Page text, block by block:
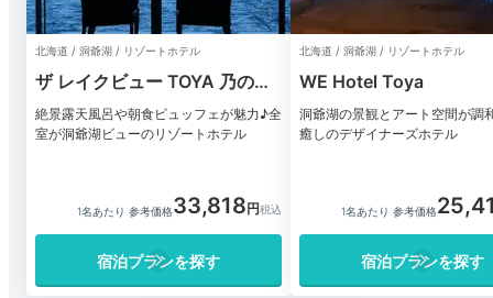
北海道 / 洞爺湖 / リゾートホテル
ザ レイクビュー TOYA 乃の風
リゾート
絶景露天風呂や朝食ビュッフェが魅力♪全
室が洞爺湖ビューのリゾートホテル
1名あたり 参考価格33,818
宿泊プランを探す
北海道 / 洞爺湖 / リゾートホテル
WE Hotel Toya
洞爺湖の景観とアート空間が調
癒しのデザイナーズホテル
1名あたり 参考価格
宿泊プランを探す